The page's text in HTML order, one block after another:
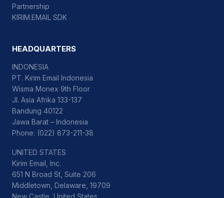
Partnership
KIRIM.EMAIL SDK
HEADQUARTERS
INDONESIA
PT. Kirim Email Indonesia
Wisma Monex 9th Floor
Jl. Asia Afrika 133-137
Bandung 40122
Jawa Barat – Indonesia
Phone: (022) 873-211-38
UNITED STATES
Kirim Email, Inc.
651 N Broad St, Suite 206
Middletown, Delaware, 19709